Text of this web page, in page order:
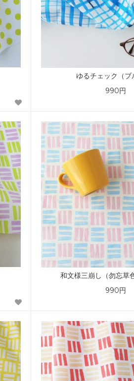
ゆるチェック（ブ
990円
和文様三崩し（勿忘草
990円